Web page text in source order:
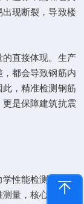
现断裂，导致楼
直接体现。生产
都会导致钢筋内
，精准检测钢筋
是保障建筑抗震
性能检测设计的
量，核心流程清